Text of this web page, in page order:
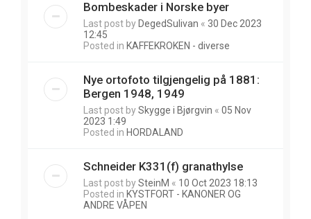
Bombeskader i Norske byer
Last post by DegedSulivan « 30 Dec 2023
12:45
Posted in KAFFEKROKEN - diverse
Nye ortofoto tilgjengelig på 1881:
Bergen 1948, 1949
Last post bySkygge i Bjørgvin « 05 Nov
2023 1:49
Posted in HORDALAND
Schneider K331(f) granathylse
Last post bySteinM « 10 Oct 2023 18:13
Posted in KYSTFORT - KANONER OG
ANDRE VÅPEN